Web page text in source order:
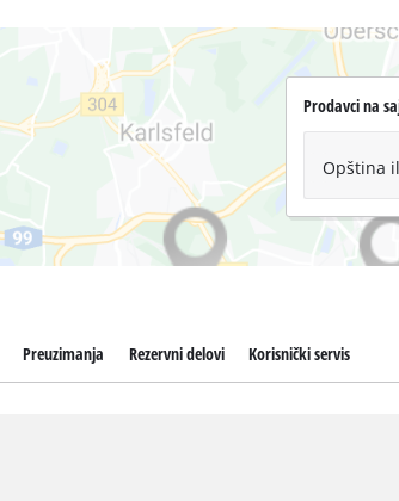
Prodavci na
Opština
Preuzimanja Rezervni delovi Korisnički servis